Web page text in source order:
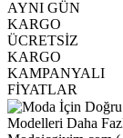
AYNI GÜN
KARGO
ÜCRETSİZ
KARGO
KAMPANYALI
FİYATLAR